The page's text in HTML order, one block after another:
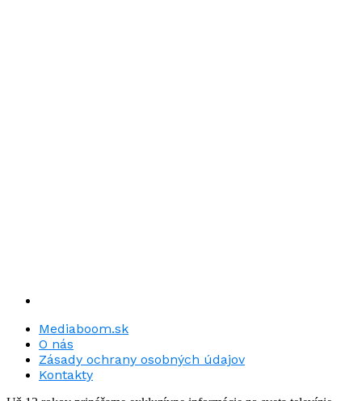
Mediaboom.sk
O nás
Zásady ochrany osobných údajov
Kontakty